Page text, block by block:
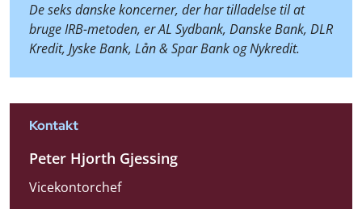
De seks danske koncerner, der har tilladelse til at
bruge IRB-metoden, er AL Sydbank, Danske Bank, DLR
Kredit, Jyske Bank, Lån & Spar Bank og Nykredit.
Kontakt
Peter Hjorth Gjessing
Vicekontorchef